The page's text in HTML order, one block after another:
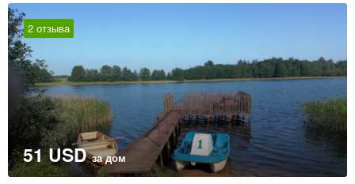
2 отзыва
51 USDза дом